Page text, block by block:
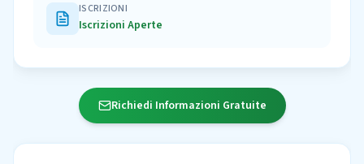
ISCRIZIONI
Iscrizioni Aperte
Richiedi Informazioni Gratuite